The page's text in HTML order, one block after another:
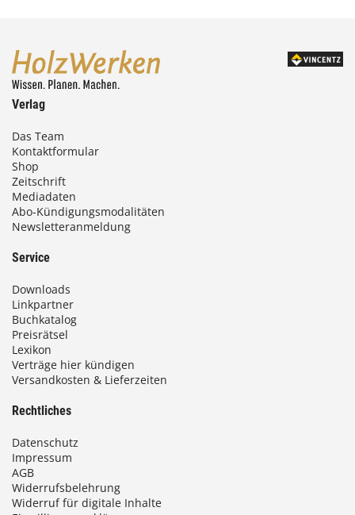
Verlag
Das Team
Kontaktformular
Shop
Zeitschrift
Mediadaten
Abo-Kündigungsmodalitäten
Newsletteranmeldung
Service
Downloads
Linkpartner
Buchkatalog
Preisrätsel
Lexikon
Verträge hier kündigen
Versandkosten & Lieferzeiten
Rechtliches
Datenschutz
Impressum
AGB
Widerrufsbelehrung
Widerruf für digitale Inhalte